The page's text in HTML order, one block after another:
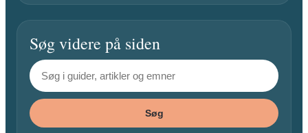
Søg videre på siden
Søg